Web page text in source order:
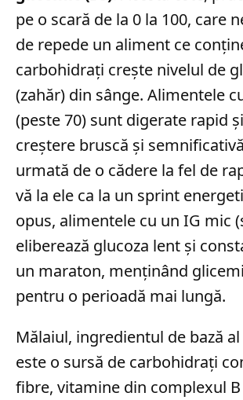
pe o scară de la 0 la 100, care
de repede un aliment ce
carbohidrați crește nivelul de
(zahăr) din sânge. Alimentele
(peste 70) sunt digerate rapid
creștere bruscă și
urmată de o cădere la fel de
vă la ele ca la un sprint
opus, alimentele cu un IG mic
eliberează glucoza lent și
un maraton, menținând
pentru o perioadă mai lungă.
Mălaiul, ingredientul de bază
este o sursă de carbohidrați
fibre, vitamine din complexul